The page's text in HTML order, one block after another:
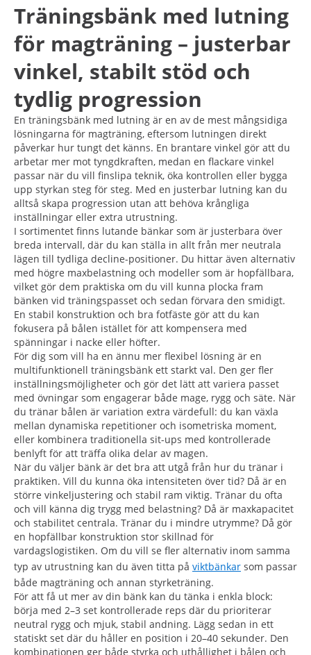
Träningsbänk med lutning
för magträning – justerbar
vinkel, stabilt stöd och
tydlig progression
En träningsbänk med lutning är en av de mest mångsidiga
lösningarna för magträning, eftersom lutningen direkt
påverkar hur tungt det känns. En brantare vinkel gör att du
arbetar mer mot tyngdkraften, medan en flackare vinkel
passar när du vill finslipa teknik, öka kontrollen eller bygga
upp styrkan steg för steg. Med en justerbar lutning kan du
alltså skapa progression utan att behöva krångliga
inställningar eller extra utrustning.
I sortimentet finns lutande bänkar som är justerbara över
breda intervall, där du kan ställa in allt från mer neutrala
lägen till tydliga decline-positioner. Du hittar även alternativ
med högre maxbelastning och modeller som är hopfällbara,
vilket gör dem praktiska om du vill kunna plocka fram
bänken vid träningspasset och sedan förvara den smidigt.
En stabil konstruktion och bra fotfäste gör att du kan
fokusera på bålen istället för att kompensera med
spänningar i nacke eller höfter.
För dig som vill ha en ännu mer flexibel lösning är en
multifunktionell träningsbänk ett starkt val. Den ger fler
inställningsmöjligheter och gör det lätt att variera passet
med övningar som engagerar både mage, rygg och säte. När
du tränar bålen är variation extra värdefull: du kan växla
mellan dynamiska repetitioner och isometriska moment,
eller kombinera traditionella sit-ups med kontrollerade
benlyft för att träffa olika delar av magen.
När du väljer bänk är det bra att utgå från hur du tränar i
praktiken. Vill du kunna öka intensiteten över tid? Då är en
större vinkeljustering och stabil ram viktig. Tränar du ofta
och vill känna dig trygg med belastning? Då är maxkapacitet
och stabilitet centrala. Tränar du i mindre utrymme? Då gör
en hopfällbar konstruktion stor skillnad för
vardagslogistiken. Om du vill se fler alternativ inom samma
typ av utrustning kan du även titta på viktbänkar som passar
både magträning och annan styrketräning.
För att få ut mer av din bänk kan du tänka i enkla block:
börja med 2–3 set kontrollerade reps där du prioriterar
neutral rygg och mjuk, stabil andning. Lägg sedan in ett
statiskt set där du håller en position i 20–40 sekunder. Den
kombinationen ger både styrka och uthållighet i bålen och